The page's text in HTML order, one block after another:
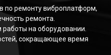
по ремонту виброплатформ,
ремонта.
на оборудовании.
сокращающее время